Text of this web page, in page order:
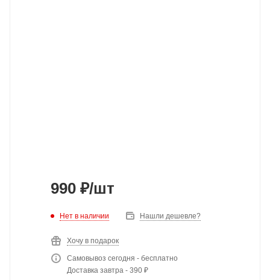
990 ₽/шт
Нет в наличии Нашли дешевле?
Хочу в подарок
Самовывоз сегодня - бесплатно
Доставка завтра - 390 ₽